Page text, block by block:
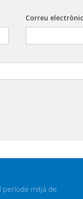
Correu
període mitjà de